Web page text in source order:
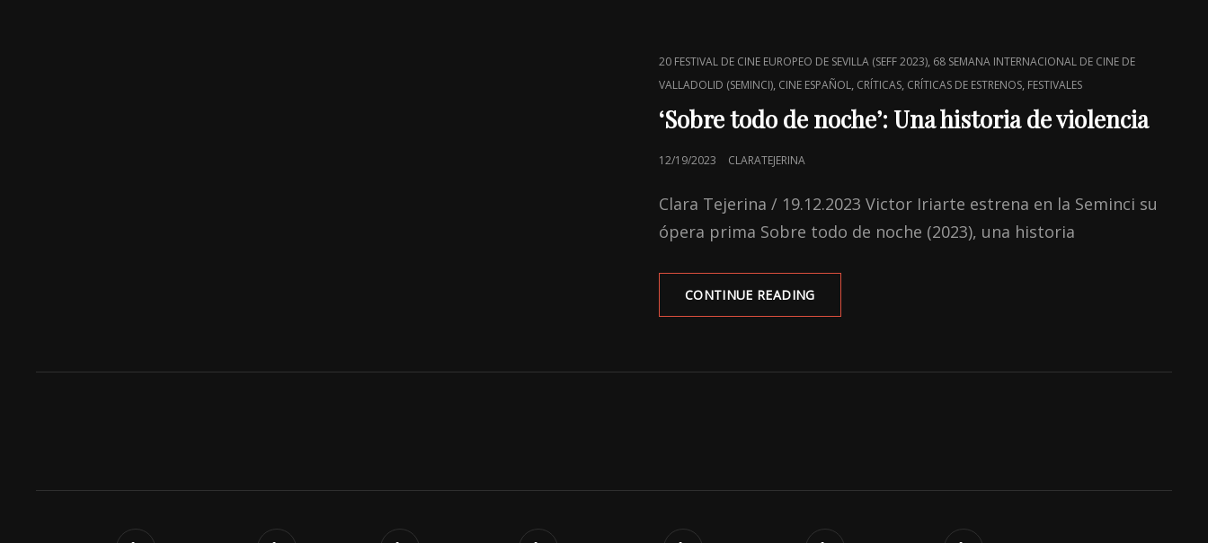
CAT
LINKS
20 FESTIVAL DE CINE EUROPEO DE SEVILLA (SEFF 2023), 68 SEMANA INTERNACIONAL DE CINE DE
VALLADOLID (SEMINCI), CINE ESPAÑOL, CRÍTICAS, CRÍTICAS DE ESTRENOS, FESTIVALES
‘Sobre todo de noche’: Una historia de violencia
POSTED
12/19/2023 CLARATEJERINA
Clara Tejerina / 19.12.2023 Victor Iriarte estrena en la Seminci su
ópera prima Sobre todo de noche (2023), una historia
CONTINUE READING‘SOBRE
TODO
UNA